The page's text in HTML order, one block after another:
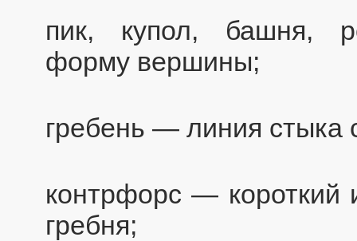
пик, купол, башня,
форму вершины;
гребень — линия стыка
контрфорс — короткий
гребня;